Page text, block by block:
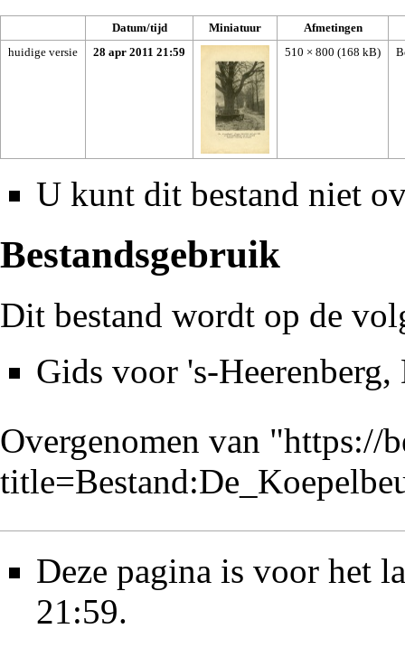
Datum/tijd Miniatuur
Afmetingen
huidige versie
28 apr 2011 21:59 510 × 800 (168 kB)
U kunt dit bestand niet
Bestandsgebruik
Dit bestand wordt op de
Gids voor 's-Heerenberg,
Overgenomen van "https://
Deze pagina is voor het
21:59.